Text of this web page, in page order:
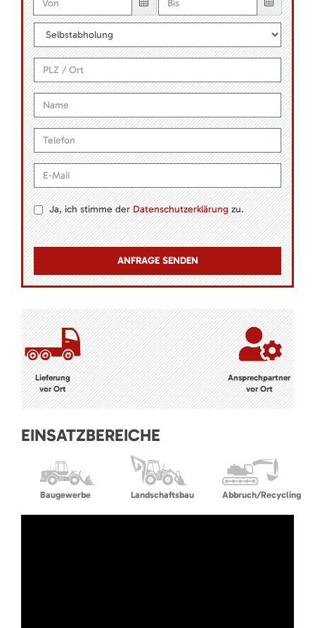
Ja, ich stimme derDatenschutzerklärungzu.
Lieferung
vor Ort
Ansprechpartner
vor Ort
EINSATZBEREICHE
Baugewerbe Landschaftsbau Abbruch/Recycling